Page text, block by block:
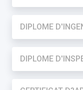
DIPLOME
DIPLOME